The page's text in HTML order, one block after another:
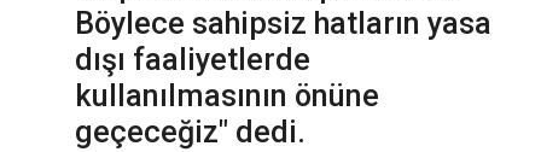
Böylece sahipsiz hatların yasa
dışı faaliyetlerde
kullanılmasının önüne
geçeceğiz" dedi.